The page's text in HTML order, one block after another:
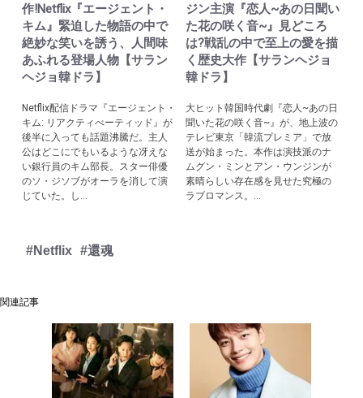
作!Netflix『エージェント・
キム』緊迫した物語の中で
絶妙な笑いを誘う、人間味
あふれる登場人物【サラン
ヘジョ韓ドラ】
Netflix配信ドラマ『エージェント・
キム: リアクティべーティッド』が
後半に入っても話題沸騰だ。主人
公はどこにでもいるような冴えな
い銀行員のキム部長。スター俳優
のソ・ジソブがオーラを消して演
じていた。し...
ジン主演『恋人~あの日聞い
た花の咲く音~』見どころ
は?戦乱の中で至上の愛を描
く歴史大作【サランヘジョ
韓ドラ】
大ヒット韓国時代劇『恋人~あの日
聞いた花の咲く音~』が、地上波の
テレビ東京「韓流プレミア」で放
送が始まった。本作は演技派のナ
ムグン・ミンとアン・ウンジンが
素晴らしい存在感を見せた究極の
ラブロマンス。...
#Netflix #還魂
関連記事